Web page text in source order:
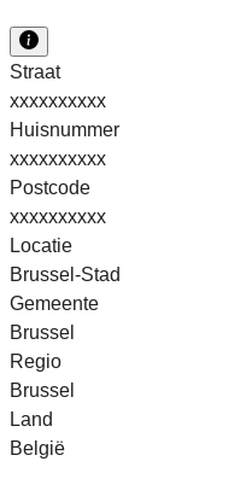
Straat
xxxxxxxxxx
Huisnummer
xxxxxxxxxx
Postcode
xxxxxxxxxx
Locatie
Brussel-Stad
Gemeente
Brussel
Regio
Brussel
Land
België